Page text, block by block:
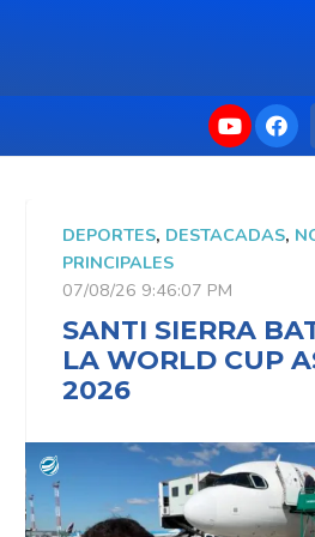
DEPORTES, DESTACADAS,
PRINCIPALES
07/08/26 9:46:07 PM
SANTI SIERRA
LA WORLD CUP
2026